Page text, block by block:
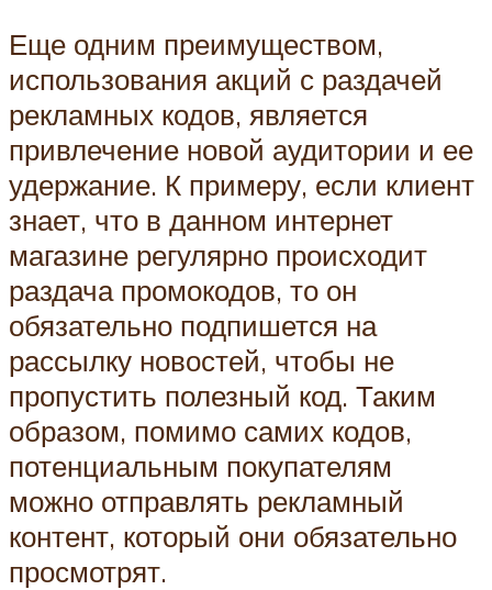
Еще одним преимуществом,
использования акций с раздачей
рекламных кодов, является
привлечение новой аудитории и ее
удержание. К примеру, если клиент
знает, что в данном интернет
магазине регулярно происходит
раздача промокодов, то он
обязательно подпишется на
рассылку новостей, чтобы не
пропустить полезный код. Таким
образом, помимо самих кодов,
потенциальным покупателям
можно отправлять рекламный
контент, который они обязательно
просмотрят.